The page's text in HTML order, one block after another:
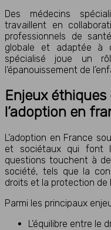
Des médecins
travaillent en
professionnels de
globale et adaptée à
spécialisé joue un
l’épanouissement de
Enjeux
l’adoption en
L’adoption en France
et sociétaux qui font
questions touchent à
société, tels que la
droits et la protection de
Parmi les principaux
L’équilibre entre le